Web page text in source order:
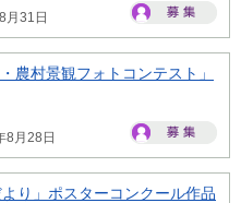
月31日
農村景観フォトコンテスト」
8月28日
り」ポスターコンクール作品